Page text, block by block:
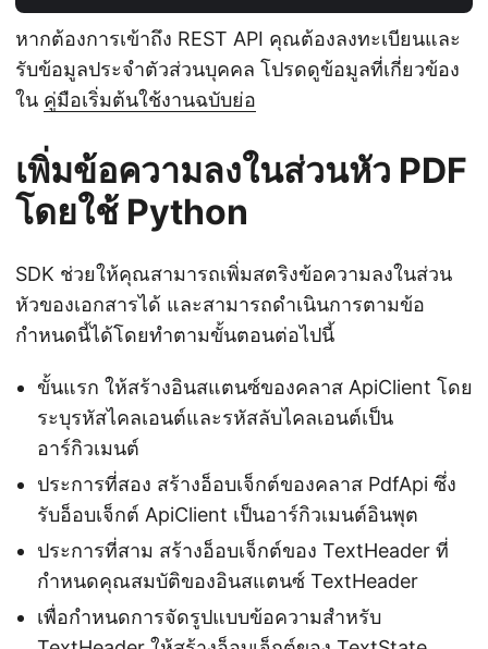
หากต้องการเข้าถึง REST API คุณต้องลงทะเบียนและ
รับข้อมูลประจำตัวส่วนบุคคล โปรดดูข้อมูลที่เกี่ยวข้อง
ใน คู่มือเริ่มต้นใช้งานฉบับย่อ
เพิ่มข้อความลงในส่วนหัว PDF
โดยใช้ Python
SDK ช่วยให้คุณสามารถเพิ่มสตริงข้อความลงในส่วน
หัวของเอกสารได้ และสามารถดำเนินการตามข้อ
กำหนดนี้ได้โดยทำตามขั้นตอนต่อไปนี้
ขั้นแรก ให้สร้างอินสแตนซ์ของคลาส ApiClient โดย
ระบุรหัสไคลเอนต์และรหัสลับไคลเอนต์เป็น
อาร์กิวเมนต์
ประการที่สอง สร้างอ็อบเจ็กต์ของคลาส PdfApi ซึ่ง
รับอ็อบเจ็กต์ ApiClient เป็นอาร์กิวเมนต์อินพุต
ประการที่สาม สร้างอ็อบเจ็กต์ของ TextHeader ที่
กำหนดคุณสมบัติของอินสแตนซ์ TextHeader
เพื่อกำหนดการจัดรูปแบบข้อความสำหรับ